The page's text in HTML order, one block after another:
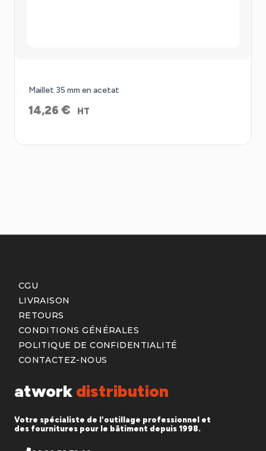
Maillet 35 mm en acetat
14,26 € HT
atwork distribution
Votre spécialiste de l'outillage professionnel et
des fournitures pour le bâtiment depuis 1998.
CGU
LIVRAISON
RETOURS
CONDITIONS GÉNÉRALES
POLITIQUE DE CONFIDENTIALITÉ
CONTACTEZ-NOUS